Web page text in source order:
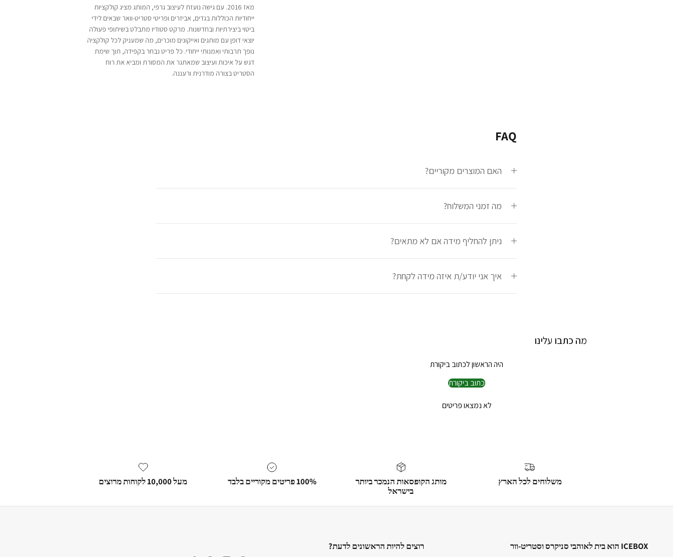
מאז 2016. עם גישה נועזת לעיצוב גרפי, המותג מציג קולקציות
ייחודיות הכוללות בגדים, אביזרים ופריטי סטריט-וואר שבאים לידי
ביטוי ביצירתיות ובחדשנות. מרקט סטודיו מתבלט בשיתופי פעולה
יוצאי דופן עם מותגים ואייקונים מוכרים, מה שמעניק לכל קולקציה
נופך תרבותי ואמנותי ייחודי. כל פריט נבחר בקפידה, תוך שימת
דגש על איכות ועיצוב שמאתגר את המסורת ומביא את רוח
הסטריט בצורה מודרנית ורעננה.
FAQ
האם המוצרים מקוריים?
מה זמני המשלוח?
ניתן להחליף מידה אם לא מתאים?
איך אני יודע/ת איזה מידה לקחת?
מה כתבו עלינו
היה הראשון לכתוב ביקורת
כתוב ביקורת
לא נמצאו פריטים
משלוחים לכל הארץ
מותג הקופסאות הנמכר ביותר
בישראל
100% פריטים מקוריים בלבד מעל 10,000 לקוחות מרוצים
ICEBOX הוא בית לאוהבי סניקרס וסטריט-וור רוצים להיות הראשונים לדעת?